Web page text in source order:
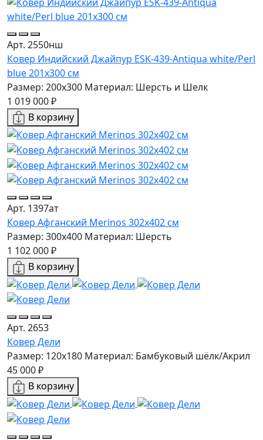
Арт. 2550нш
Ковер Индийский Джайпур ESK-439-Antiqua white/Perl
blue 201x300 см
Размер: 200x300 Материал: Шерсть и Шелк
1 019 000 ₽
В корзину
Арт. 1397ат
Ковер Афганский Merinos 302x402 см
Размер: 300x400 Материал: Шерсть
1 102 000 ₽
В корзину
Арт. 2653
Ковер Дели
Размер: 120x180 Материал: Бамбуковый шёлк/Акрил
45 000 ₽
В корзину